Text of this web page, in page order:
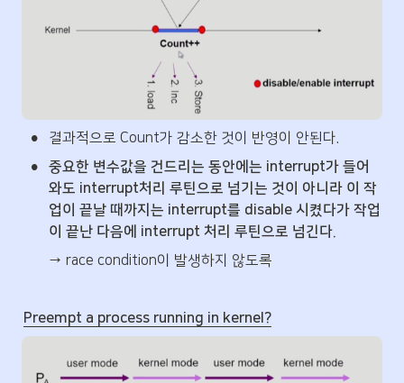
• 결과적으로 Count가 감소한 것이 반영이 안된다.
•
중요한 변수값을 건드리는 동안에는 interrupt가 들어
와도 interrupt처리 루틴으로 넘기는 것이 아니라 이 작
업이 끝날 때까지는 interrupt를 disable 시켰다가 작업
이 끝난 다음에 interrupt 처리 루틴으로 넘긴다.
→ race condition이 발생하지 않도록
Preempt a process running in kernel?